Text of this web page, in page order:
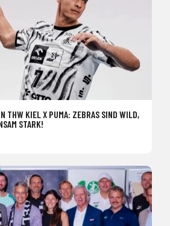
THW KIEL X PUMA: ZEBRAS SIND WILD,
STARK!